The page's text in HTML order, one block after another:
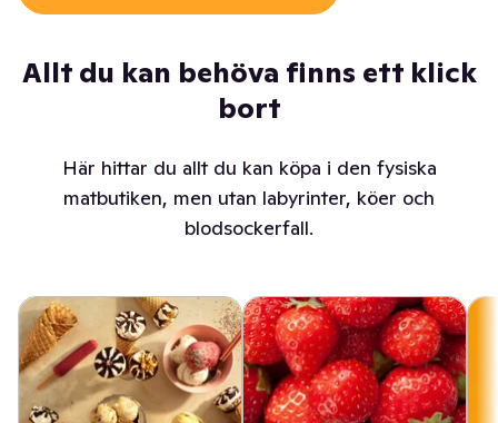
Allt du kan behöva finns ett klick
bort
Här hittar du allt du kan köpa i den fysiska
matbutiken, men utan labyrinter, köer och
blodsockerfall.